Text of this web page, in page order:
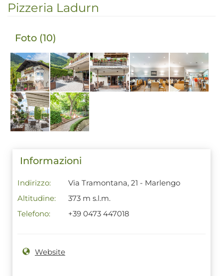
Pizzeria Ladurn
Foto (10)
Informazioni
Indirizzo:
Via Tramontana, 21 - Marlengo
Altitudine:
373 m s.l.m.
Telefono:
+39 0473 447018
Website